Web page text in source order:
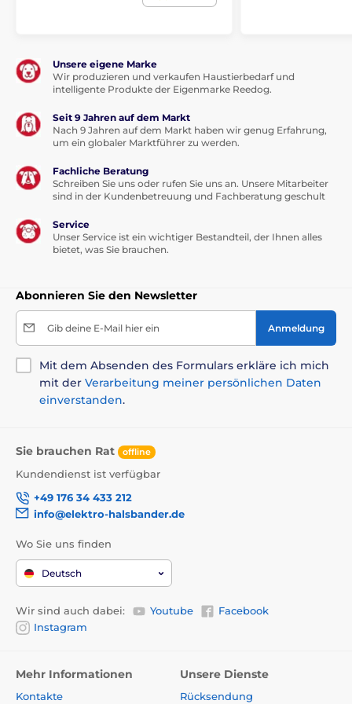
Vorteile
dem Hündchen zieht es nicht auf Rücken
Qualitätsmaterial - Cordura
Nachteile
nicht für große Hunde geeignet
Verpackungsinhalt
Hundehütte 2in1 Reedog
Technische Spezifikationen können ohne vorherige
Ankündigung geändert werden. Die Bilder dienen nur
Betten, Hütten, Taschen Betten 2-in-1
Unsere eigene Marke
Wir produzieren und verkaufen Haustierbedarf und
intelligente Produkte der Eigenmarke Reedog.
Seit 9 Jahren auf dem Markt
Nach 9 Jahren auf dem Markt haben wir genug Erfahrung,
um ein globaler Marktführer zu werden.
Fachliche Beratung
Schreiben Sie uns oder rufen Sie uns an. Unsere Mitarbeiter
sind in der Kundenbetreuung und Fachberatung geschult
Service
Unser Service ist ein wichtiger Bestandteil, der Ihnen alles
bietet, was Sie brauchen.
Abonnieren Sie den Newsletter
Gib deine E-Mail hier ein Anmeldung
Mit dem Absenden des Formulars erkläre ich mich
mit der Verarbeitung meiner persönlichen Daten
einverstanden.
Sie brauchen Rat offline
Kundendienst ist verfügbar
+49 176 34 433 212
info@elektro-halsbander.de
Wo Sie uns finden
Deutsch
Wir sind auch dabei: Youtube
Facebook
Instagram
Mehr Informationen
Kontakte
Unsere Dienste
Rücksendung